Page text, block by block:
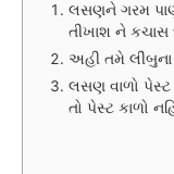
લસણને ગરમ
તીખાશ ને
અહી તમે લીંબુના
લસણ વાળો પેસ્ટ
તો પેસ્ટ કાળો